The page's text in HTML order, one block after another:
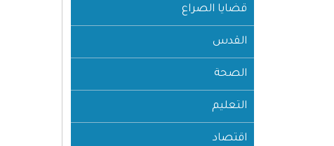
قضايا الصراع
القدس
الصحة
التعليم
اقتصاد